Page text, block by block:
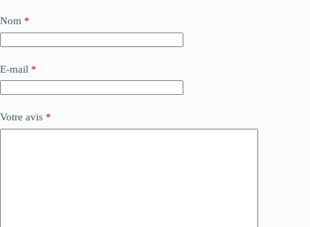
Nom *
E-mail *
Votre avis *